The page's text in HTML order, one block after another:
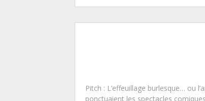
Pitch : L’effeuillage burlesque… ou
ponctuaient les spectacles